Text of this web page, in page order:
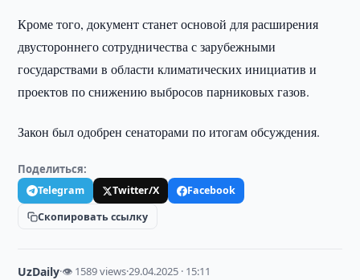
Кроме того, документ станет основой для расширения
двустороннего сотрудничества с зарубежными
государствами в области климатических инициатив и
проектов по снижению выбросов парниковых газов.
Закон был одобрен сенаторами по итогам обсуждения.
Поделиться:
Telegram Twitter/X
Facebook
Скопировать ссылку
UzDaily·👁 1589 views·29.04.2025 · 15:11